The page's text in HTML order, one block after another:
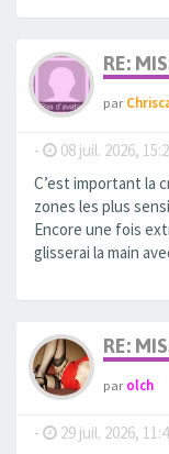
RE:
par
- 08 juil. 2026,
C’est important la
zones les plus
Encore une fois
glisserai la main
RE:
parolch
- 29 juil. 2026,